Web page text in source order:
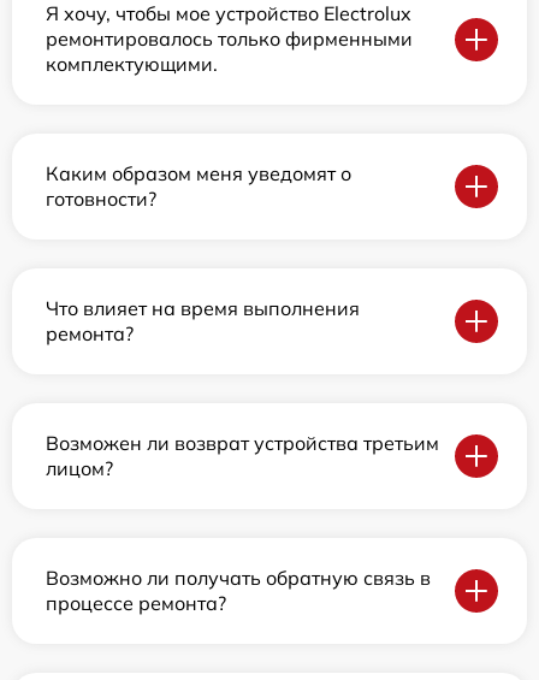
Я хочу, чтобы мое устройство Electrolux
ремонтировалось только фирменными
комплектующими.
Каким образом меня уведомят о
готовности?
Что влияет на время выполнения
ремонта?
Возможен ли возврат устройства третьим
лицом?
Возможно ли получать обратную связь в
процессе ремонта?